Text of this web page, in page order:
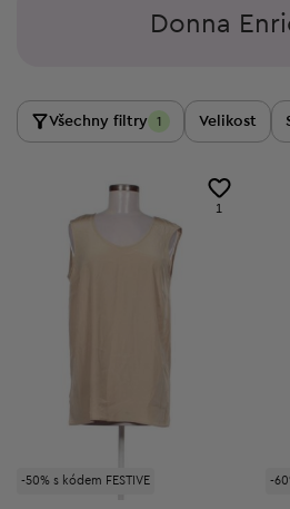
Donna
Všechny filtry 1 Velikost
-50% s kódem FESTIVE
1
-